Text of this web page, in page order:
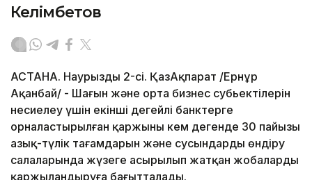
Келімбетов
АСТАНА. Наурыздың 2-сі. ҚазАқпарат /Ернұр
Ақанбай/ - Шағын және орта бизнес субьектілерін
несиелеу үшін екінші деңгейлі банктерге
орналастырылған қаржының кем дегенде 30 пайызы
азық-түлік тағамдарын және сусындарды өндіру
салаларында жүзеге асырылып жатқан жобаларды
қаржыландыруға бағытталады.